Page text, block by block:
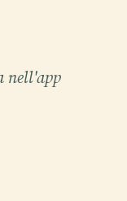
nell'app